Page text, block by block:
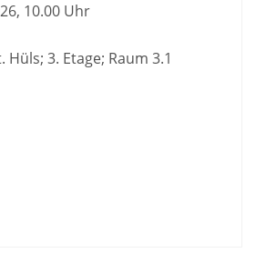
10.00 Uhr
Hüls; 3. Etage; Raum 3.1